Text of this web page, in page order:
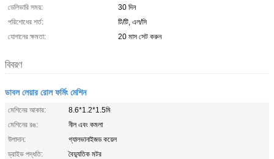
ডেলিভারি সময়:
30 দিন
পরিশোধের শর্ত:
টি/টি, এল/সি
যোগানের ক্ষমতা:
20 মাস সেট করুন
বিবরণ
ডাবল লেয়ার রোল ফর্মিং মেশিন
মেশিনের আকার:
8.6*1.2*1.5মি
মেশিনের রঙ:
নীল এবং কমলা
উপাদান:
গ্যালভানাইজড কয়েল
ড্রাইভ পদ্ধতি:
বৈদ্যুতিক মটর